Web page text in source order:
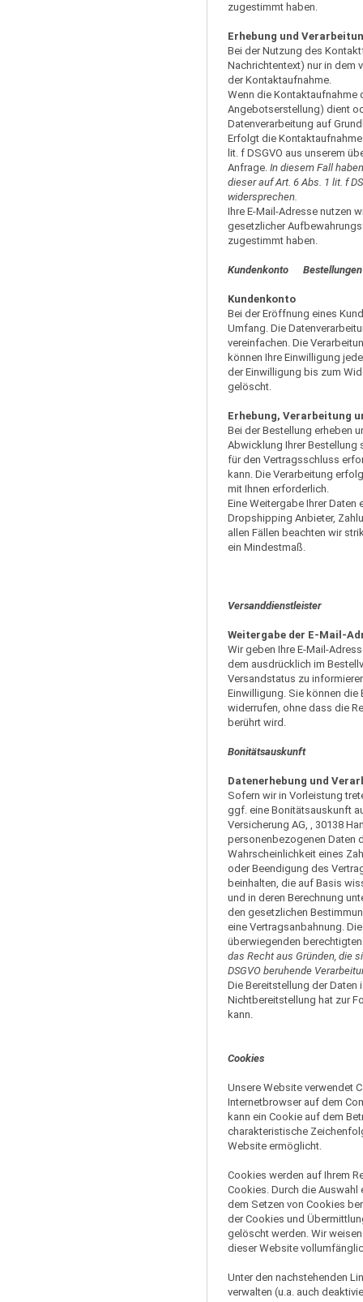
zugestimmt haben.
Erhebung und
Bei der Nutzung des
Nachrichtentext) nur in dem
der Kontaktaufnahme.
Wenn die Kontaktaufnahme
Angebotserstellung) dient
Datenverarbeitung auf
Erfolgt die
lit. f DSGVO aus unserem
Anfrage. In diesem Fall
dieser auf Art. 6 Abs. 1 lit. f
widersprechen.
Ihre E-Mail-Adresse nutzen
gesetzlicher
zugestimmt haben.
Kundenkonto
Kundenkonto
Bei der Eröffnung eines
Umfang. Die
vereinfachen. Die
können Ihre Einwilligung
der Einwilligung bis zum
gelöscht.
Erhebung, Verarbeitung
Bei der Bestellung erheben
Abwicklung Ihrer Bestellung
für den Vertragsschluss
kann. Die Verarbeitung
mit Ihnen erforderlich.
Eine Weitergabe Ihrer
Dropshipping Anbieter,
allen Fällen beachten wir
ein Mindestmaß.
Versanddienstleister
Weitergabe der E-Mail-
Wir geben Ihre E-Mail-
dem ausdrücklich im
Versandstatus zu
Einwilligung. Sie können
widerrufen, ohne dass die
berührt wird.
Bonitätsauskunft
Datenerhebung und
Sofern wir in Vorleistung
ggf. eine Bonitätsauskunft
Versicherung AG, , 30138
personenbezogenen Daten
Wahrscheinlichkeit eines
oder Beendigung des
beinhalten, die auf Basis
und in deren Berechnung
den gesetzlichen
eine Vertragsanbahnung.
überwiegenden
das Recht aus Gründen, die
DSGVO beruhende
Die Bereitstellung der Daten
Nichtbereitstellung hat zur
kann.
Cookies
Unsere Website verwendet
Internetbrowser auf dem
kann ein Cookie auf dem
charakteristische
Website ermöglicht.
Cookies werden auf Ihrem
Cookies. Durch die Auswahl
dem Setzen von Cookies
der Cookies und
gelöscht werden. Wir
dieser Website
Unter den nachstehenden
verwalten (u.a. auch